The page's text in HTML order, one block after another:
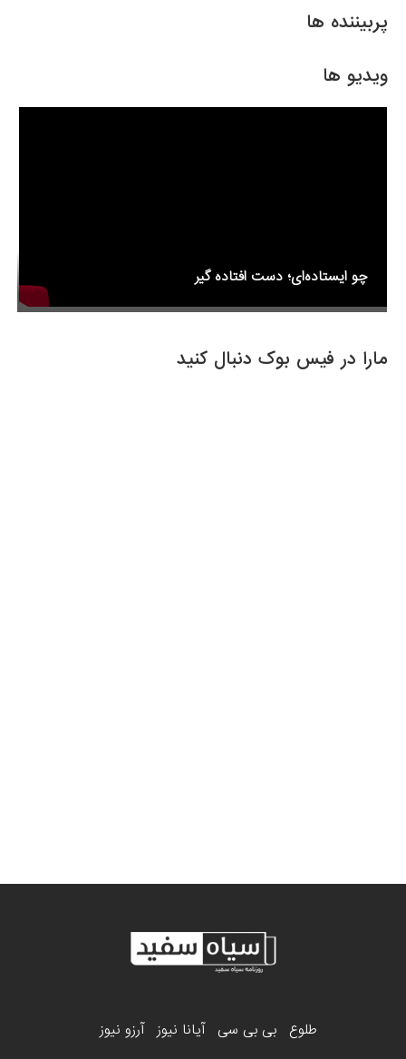
پربیننده ها
ویدیو ها
چو ایستاده‌ای؛ دست افتاده گیر
مارا در فیس بوک دنبال کنید
e
o
o
er
طلوع بی بی سی آیانا نیوز آرزو نیوز